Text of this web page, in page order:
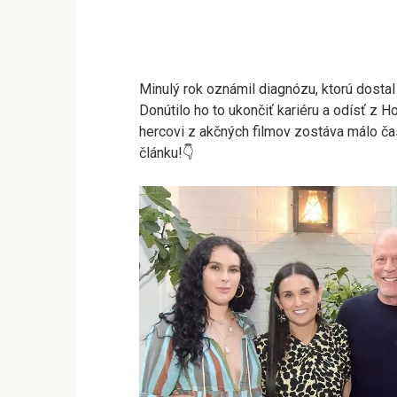
Minulý rok oznámil diagnózu, ktorú
Donútilo ho to ukončiť kariéru a odísť z
hercovi z akčných filmov zostáva málo
článku!👇